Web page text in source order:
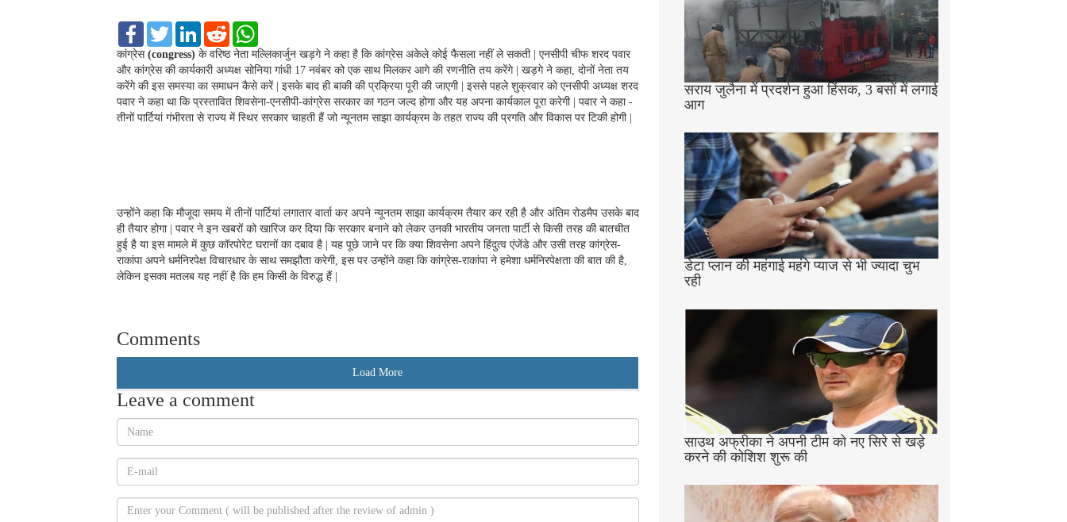
F
c
e
b
o
o
k
T
i
t
e
r
L
n
k
d
I
n
R
d
d
t
a
t
A
p
p
कांग्रेस (congress) के वरिष्ठ नेता मल्लिकार्जुन खड़गे ने कहा है कि कांग्रेस अकेले कोई फैसला नहीं ले सकती | एनसीपी चीफ शरद पवार
और कांग्रेस की कार्यकारी अध्यक्ष सोनिया गांधी 17 नवंबर को एक साथ मिलकर आगे की रणनीति तय करेंगे | खड़गे ने कहा, दोनों नेता तय
करेंगे की इस समस्या का समाधन कैसे करें | इसके बाद ही बाकी की प्रक्रिया पूरी की जाएगी | इससे पहले शुक्रवार को एनसीपी अध्यक्ष शरद
पवार ने कहा था कि प्रस्तावित शिवसेना-एनसीपी-कांग्रेस सरकार का गठन जल्द होगा और यह अपना कार्यकाल पूरा करेगी | पवार ने कहा -
तीनों पार्टियां गंभीरता से राज्य में स्थिर सरकार चाहती हैं जो न्यूनतम साझा कार्यक्रम के तहत राज्य की प्रगति और विकास पर टिकी होगी |
उन्होंने कहा कि मौजूदा समय में तीनों पार्टियां लगातार वार्ता कर अपने न्यूनतम साझा कार्यक्रम तैयार कर रही है और अंतिम रोडमैप उसके बाद
ही तैयार होगा | पवार ने इन खबरों को खारिज कर दिया कि सरकार बनाने को लेकर उनकी भारतीय जनता पार्टी से किसी तरह की बातचीत
हुई है या इस मामले में कुछ कॉरपोरेट घरानों का दबाव है | यह पूछे जाने पर कि क्या शिवसेना अपने हिंदुत्व एंजेंडे और उसी तरह कांग्रेस-
राकांपा अपने धर्मनिरपेक्ष विचारधार के साथ समझौता करेगी, इस पर उन्होंने कहा कि कांग्रेस-राकांपा ने हमेशा धर्मनिरपेक्षता की बात की है,
लेकिन इसका मतलब यह नहीं है कि हम किसी के विरुद्ध हैं |
Comments
Load More
Leave a comment
सराय जुलैना में प्रदर्शन हुआ हिंसक, 3 बसों में लगाई
आग
डेटा प्लान की महंगाई महंगे प्याज से भी ज्यादा चुभ
रही
साउथ अफ्रीका ने अपनी टीम को नए सिरे से खड़े
करने की कोशिश शुरू की